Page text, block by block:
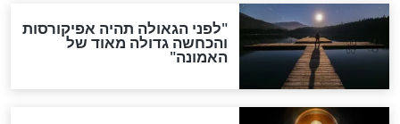
חדשות יהדות